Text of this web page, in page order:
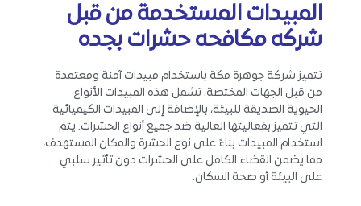
المبيدات المستخدمة من قبل
شركه مكافحه حشرات بجده
تتميز شركة جوهرة مكة باستخدام مبيدات آمنة ومعتمدة
من قبل الجهات المختصة. تشمل هذه المبيدات الأنواع
الحيوية الصديقة للبيئة، بالإضافة إلى المبيدات الكيميائية
التي تتميز بفعاليتها العالية ضد جميع أنواع الحشرات. يتم
استخدام المبيدات بناءً على نوع الحشرة والمكان المستهدف،
مما يضمن القضاء الكامل على الحشرات دون تأثير سلبي
على البيئة أو صحة السكان.